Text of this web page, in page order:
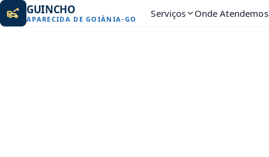
GUINCHO
APARECIDA DE GOIÂNIA-GO Serviços Onde Atendemos